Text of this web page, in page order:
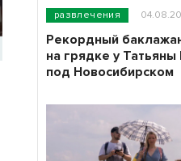
развлечения
Рекордный
на грядке у Татьяны
под Новосибирском